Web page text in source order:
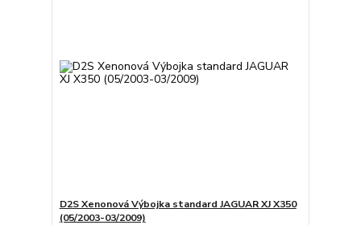
D2S Xenonová Výbojka standard JAGUAR XJ X350
(05/2003-03/2009)